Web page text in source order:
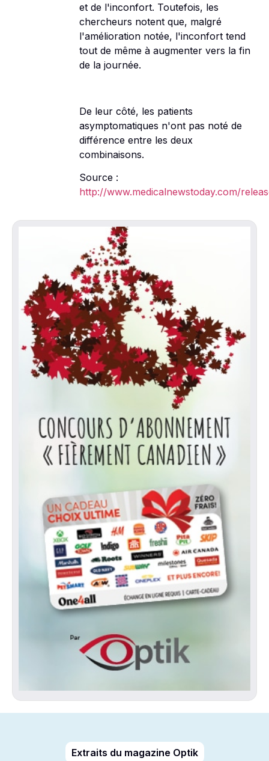
et de l'inconfort. Toutefois, les
chercheurs notent que, malgré
l'amélioration notée, l'inconfort tend
tout de même à augmenter vers la fin
de la journée.
De leur côté, les patients
asymptomatiques n'ont pas noté de
différence entre les deux
combinaisons.
Source :
http://www.medicalnewstoday.com/
Extraits du magazine Optik